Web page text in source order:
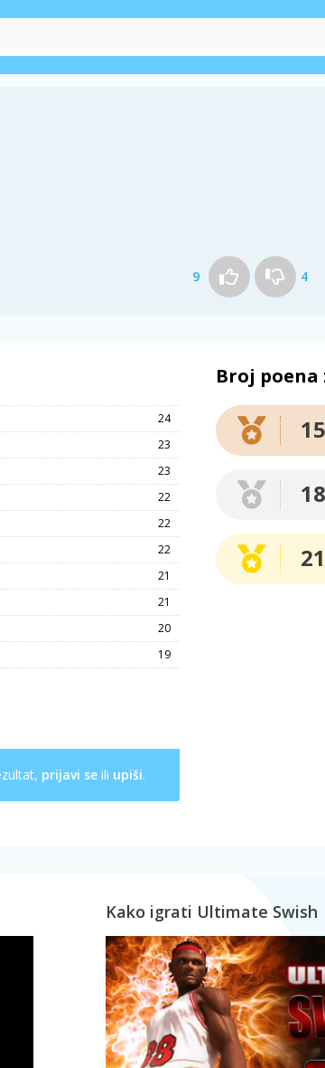
9 4
24
23
23
22
22
22
21
21
20
19
prijavi se ili upiši.
Broj poena
15
18
21
Kako igrati Ultimate Swish